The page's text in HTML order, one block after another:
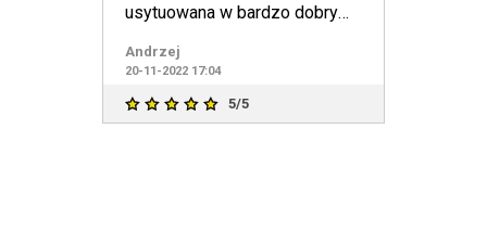
usytuowana w bardzo dobrym
Andrzej
20-11-2022 17:04
5/5